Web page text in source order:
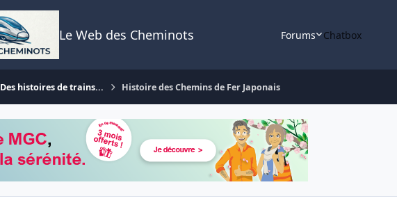
Le Web des Cheminots Forums Chatbox
Des histoires de trains... Histoire des Chemins de Fer Japonais